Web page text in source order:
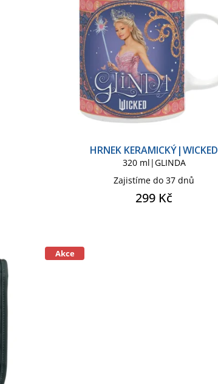
HRNEK KERAMICKÝ|WICKED
320 ml|GLINDA
Zajistíme do 37 dnů
299 Kč
Akce